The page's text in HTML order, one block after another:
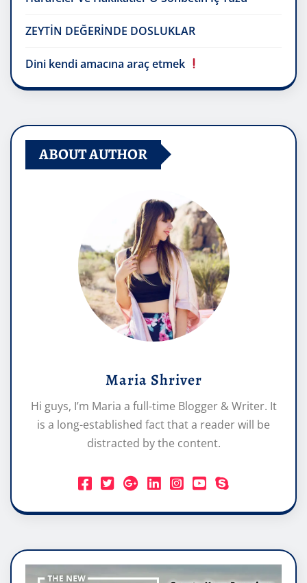
ZEYTİN DEĞERİNDE DOSLUKLAR
Dini kendi amacına araç etmek
ABOUT AUTHOR
Maria Shriver
Hi guys, I’m Maria a full-time Blogger & Writer. It
is a long-established fact that a reader will be
distracted by the content.